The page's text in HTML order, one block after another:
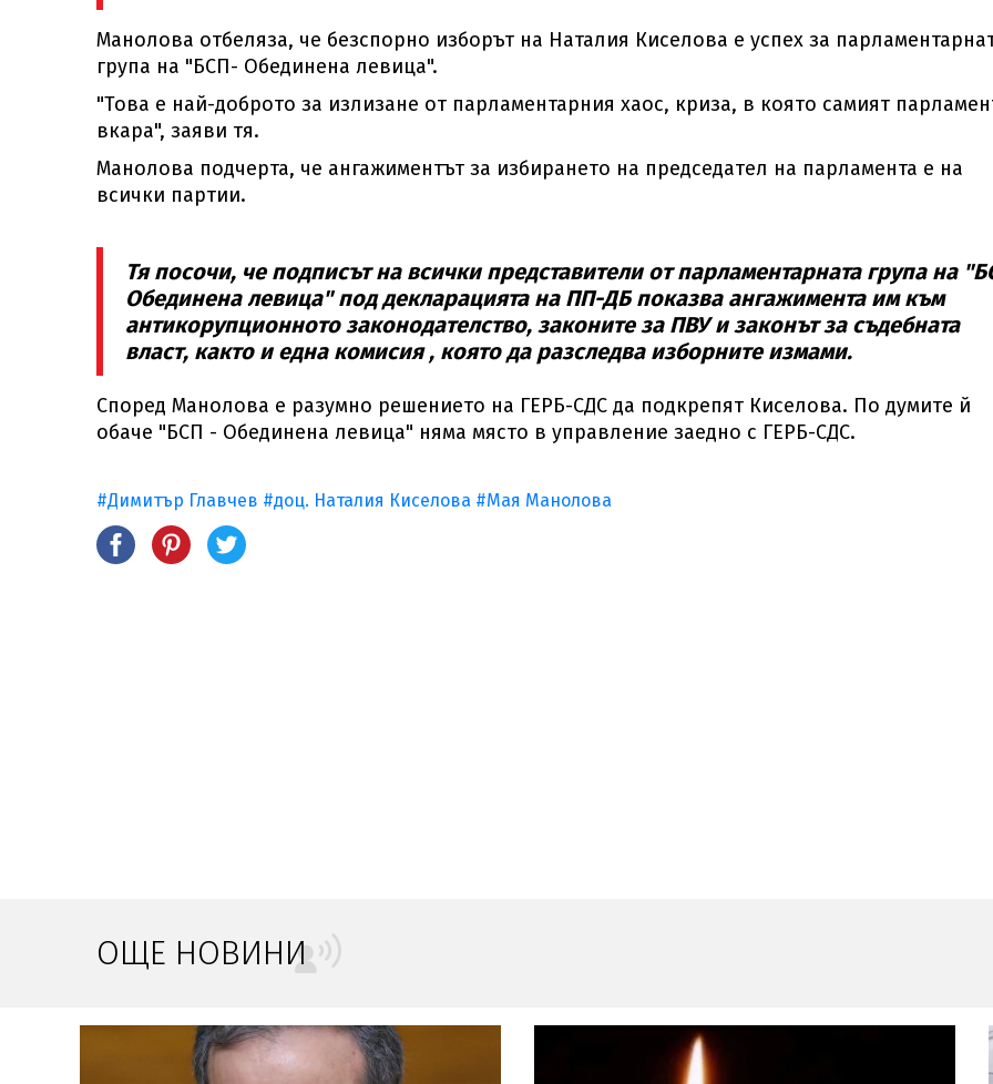
Манолова отбеляза, че безспорно изборът на Наталия Киселова е успех за
група на "БСП- Обединена левица".
"Това е най-доброто за излизане от парламентарния хаос, криза, в която самият
вкара", заяви тя.
Манолова подчерта, че ангажиментът за избирането на председател на парламента е на
всички партии.
Тя посочи, че подписът на всички представители от парламентарната група на
Обединена левица" под декларацията на ПП-ДБ показва ангажимента им към
антикорупционното законодателство, законите за ПВУ и законът за съдебната
власт, както и една комисия , която да разследва изборните измами.
Според Манолова е разумно решението на ГЕРБ-СДС да подкрепят Киселова. По думите й
обаче "БСП - Обединена левица" няма място в управление заедно с ГЕРБ-СДС.
#Димитър Главчев #доц. Наталия Киселова #Мая Манолова
ОЩЕ НОВИНИ